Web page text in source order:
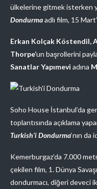
ülkelerine gitmek isterken
Dondurmaadlı film, 15
Erkan Kolçak Köstendil,
Thorpe’un başrollerini
Sanatlar Yapımevi adına
Soho House İstanbul’da
toplantısında açıklama
Turkish’i Dondurma‘nın da
Kemerburgaz’da 7.000
çekilen film, 1. Dünya
dondurmacı, diğeri deveci